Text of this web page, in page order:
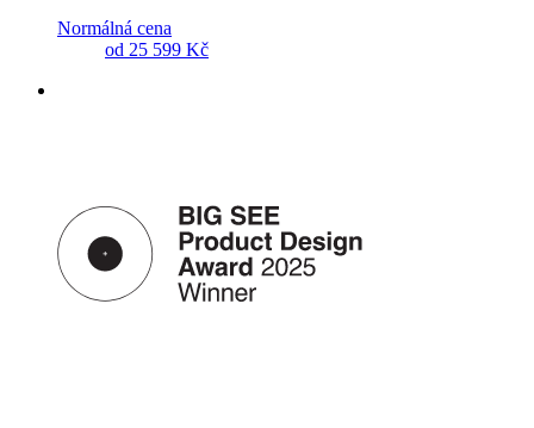
Normálná cena
od 25 599 Kč